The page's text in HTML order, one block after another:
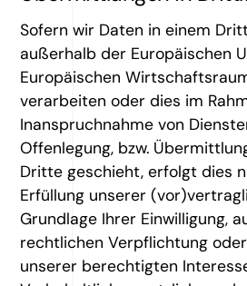
Sofern wir Daten in einem
außerhalb der Europäischen
Europäischen
verarbeiten oder dies im
Inanspruchnahme von
Offenlegung, bzw.
Dritte geschieht, erfolgt dies
Erfüllung unserer
Grundlage Ihrer Einwilligung,
rechtlichen Verpflichtung
unserer berechtigten